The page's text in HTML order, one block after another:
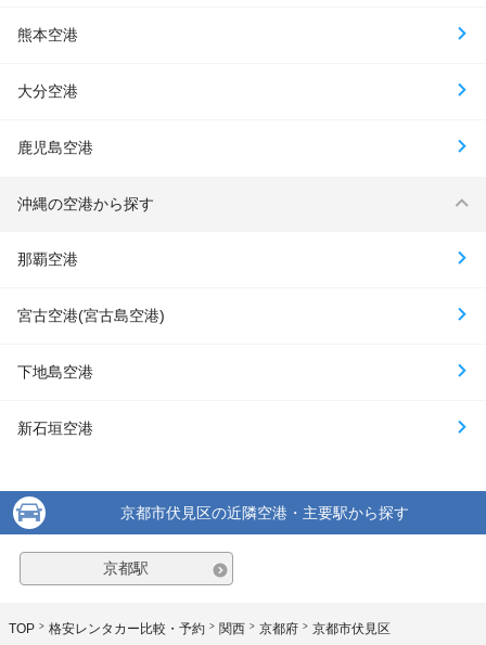
熊本空港
大分空港
鹿児島空港
沖縄の空港から探す
那覇空港
宮古空港(宮古島空港)
下地島空港
新石垣空港
京都市伏見区の近隣空港・主要駅から探す
京都駅
TOP 格安レンタカー比較・予約 関西 京都府 京都市伏見区